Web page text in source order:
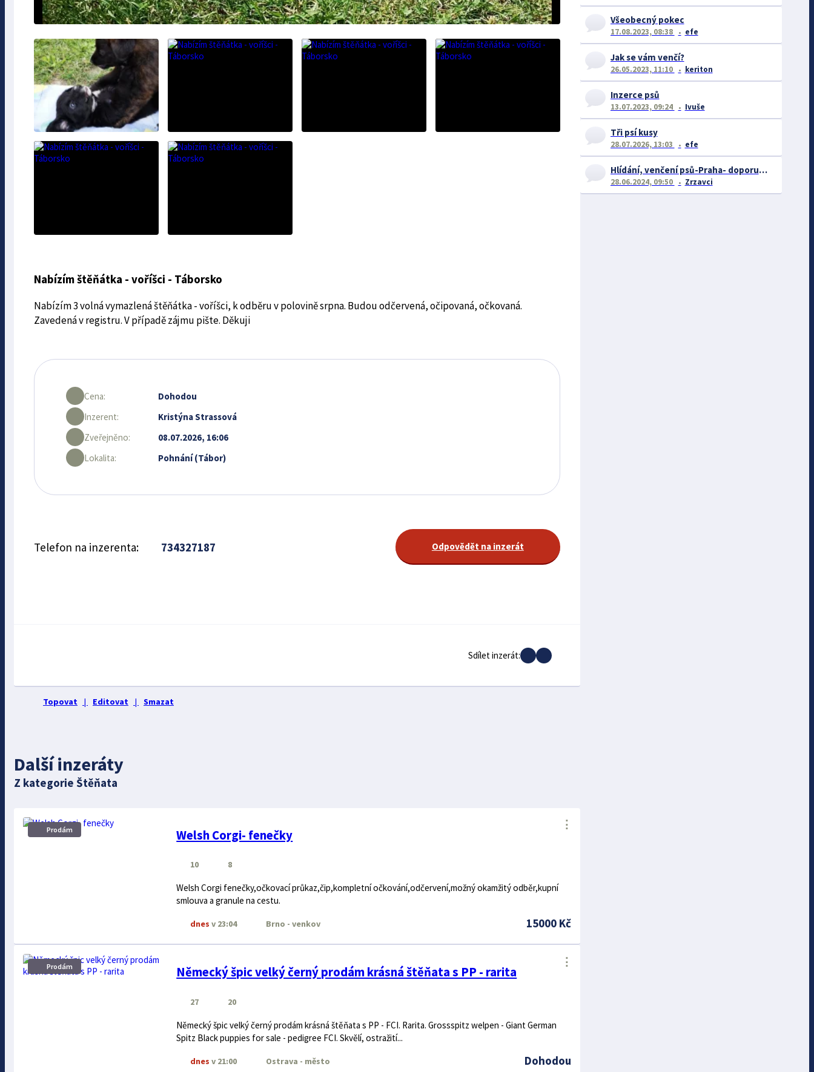
Nabízím štěňátka - voříšci - Táborsko
Nabízím 3 volná vymazlená štěňátka - voříšci, k odběru v polovině srpna. Budou odčervená, očipovaná, očkovaná.
Zavedená v registru. V případě zájmu pište. Děkuji
Cena:
Dohodou
Inzerent:
Kristýna Strassová
Zveřejněno:
08.07.2026, 16:06
Lokalita:
Pohnání (Tábor)
Telefon na inzerenta: 734327187 Odpovědět na inzerát
Sdílet inzerát:
Topovat | Editovat | Smazat
Další inzeráty
Z kategorie Štěňata
Prodám Welsh Corgi- fenečky
⋮
10 8
Welsh Corgi fenečky,očkovací průkaz,čip,kompletní očkování,odčervení,možný okamžitý odběr,kupní
smlouva a granule na cestu.
15000 Kč
Brno - venkov
dnes v 23:04
Prodám Německý špic velký černý prodám krásná štěňata s PP - rarita
⋮
27 20
Německý špic velký černý prodám krásná štěňata s PP - FCI. Rarita. Grossspitz welpen - Giant German
Spitz Black puppies for sale - pedigree FCI. Skvělí, ostražití...
Dohodou
Ostrava - město
dnes v 21:00
Všeobecný pokec
17.08.2023, 08:38 efe
Jak se vám venčí?
26.05.2023, 11:10 keriton
Inzerce psů
13.07.2023, 09:24 Ivuše
Tři psí kusy
28.07.2026, 13:03 efe
Hlídání, venčení psů-Praha- doporučení či naopak
28.06.2024, 09:50 Zrzavci